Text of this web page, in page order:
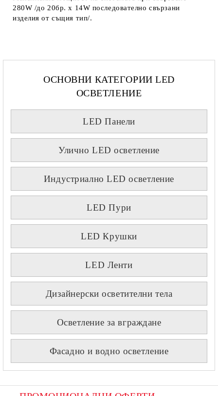
280W /до 20бр. х 14W последователно свързани
изделия от същия тип/.
ОСНОВНИ КАТЕГОРИИ LED
ОСВЕТЛЕНИЕ
LED Панели
Улично LED осветление
Индустриално LED осветление
LED Пури
LED Крушки
LED Ленти
Дизайнерски осветителни тела
Осветление за вграждане
Фасадно и водно осветление